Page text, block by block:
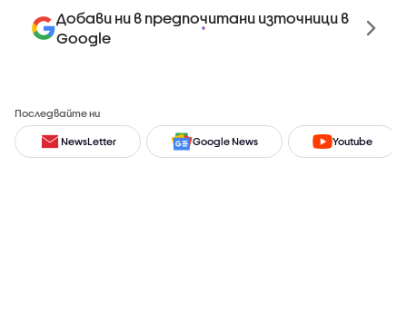
Добави ни в предпочитани източници в
Google
Последвайте ни
NewsLetter Google News Youtube